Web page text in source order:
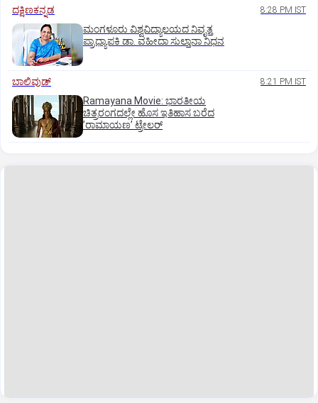
ದಕ್ಷಿಣಕನ್ನಡ 8:28 PM IST
ಮಂಗಳೂರು ವಿಶ್ವವಿದ್ಯಾಲಯದ ನಿವೃತ್ತ
ಪ್ರಾಧ್ಯಾಪಕಿ ಡಾ. ವಹೀದಾ ಸುಲ್ತಾನಾ ನಿಧನ
ಬಾಲಿವುಡ್‌ 8:21 PM IST
Ramayana Movie: ಭಾರತೀಯ
ಚಿತ್ರರಂಗದಲ್ಲೇ ಹೊಸ ಇತಿಹಾಸ ಬರೆದ
ʼರಾಮಾಯಣʼ ಟ್ರೇಲರ್